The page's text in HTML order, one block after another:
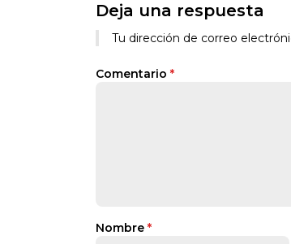
Deja una respuesta
Tu dirección de correo
Comentario *
Nombre *
Alternative: